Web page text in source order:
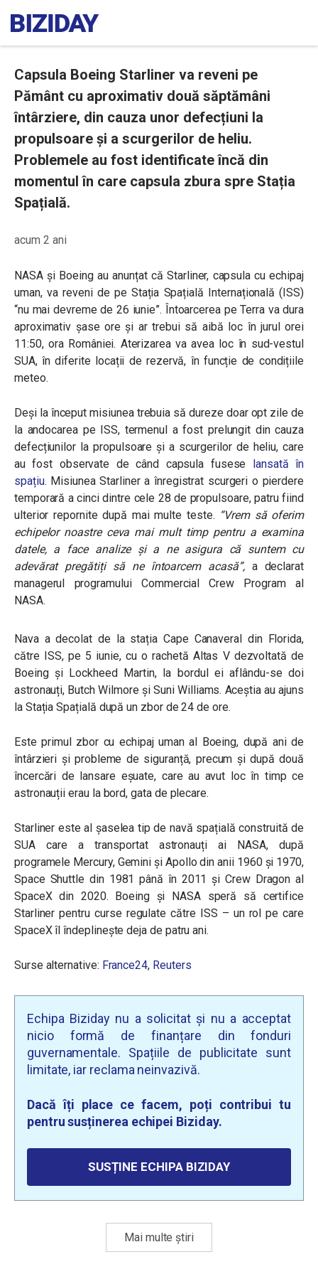
Capsula Boeing Starliner va reveni pe
Pământ cu aproximativ două săptămâni
întârziere, din cauza unor defecțiuni la
propulsoare și a scurgerilor de heliu.
Problemele au fost identificate încă din
momentul în care capsula zbura spre Stația
Spațială.
acum 2 ani
NASA și Boeing au anunțat că Starliner, capsula cu echipaj
uman, va reveni de pe Stația Spațială Internațională (ISS)
“nu mai devreme de 26 iunie”. Întoarcerea pe Terra va dura
aproximativ șase ore și ar trebui să aibă loc în jurul orei
11:50, ora României. Aterizarea va avea loc în sud-vestul
SUA, în diferite locații de rezervă, în funcție de condițiile
meteo.
Deși la început misiunea trebuia să dureze doar opt zile de
la andocarea pe ISS, termenul a fost prelungit din cauza
defecțiunilor la propulsoare și a scurgerilor de heliu, care
au fost observate de când capsula fusese lansată în
spațiu. Misiunea Starliner a înregistrat scurgeri o pierdere
temporară a cinci dintre cele 28 de propulsoare, patru fiind
ulterior repornite după mai multe teste. “Vrem să oferim
echipelor noastre ceva mai mult timp pentru a examina
datele, a face analize și a ne asigura că suntem cu
adevărat pregătiți să ne întoarcem acasă”,a declarat
managerul programului Commercial Crew Program al
NASA.
Nava a decolat de la stația Cape Canaveral din Florida,
către ISS, pe 5 iunie, cu o rachetă Altas V dezvoltată de
Boeing și Lockheed Martin, la bordul ei aflându-se doi
astronauți, Butch Wilmore și Suni Williams. Aceștia au ajuns
la Stația Spațială după un zbor de 24 de ore.
Este primul zbor cu echipaj uman al Boeing, după ani de
întârzieri și probleme de siguranță, precum și după două
încercări de lansare eșuate, care au avut loc în timp ce
astronauții erau la bord, gata de plecare.
Starliner este al șaselea tip de navă spațială construită de
SUA care a transportat astronauți ai NASA, după
programele Mercury, Gemini și Apollo din anii 1960 și 1970,
Space Shuttle din 1981 până în 2011 și Crew Dragon al
SpaceX din 2020. Boeing și NASA speră să certifice
Starliner pentru curse regulate către ISS – un rol pe care
SpaceX îl îndeplinește deja de patru ani.
Surse alternative: France24, Reuters
Echipa Biziday nu a solicitat și nu a acceptat
nicio formă de finanțare din fonduri
guvernamentale. Spațiile de publicitate sunt
limitate, iar reclama neinvazivă.
Dacă îți place ce facem, poți contribui tu
pentru susținerea echipei Biziday.
SUSȚINE ECHIPA BIZIDAY
Mai multe știri